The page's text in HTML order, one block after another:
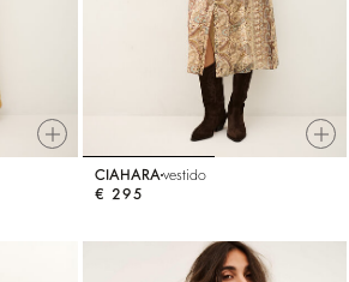
CIAHARAvestido
€ 295